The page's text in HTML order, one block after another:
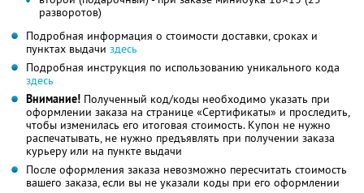
разворотов)
Подробная информация о стоимости доставки, сроках и
пунктах выдачи здесь
Подробная инструкция по использованию уникального кода
здесь
Внимание! Полученный код/коды необходимо указать при
оформлении заказа на странице «Сертификаты» и проследить,
чтобы изменилась его итоговая стоимость. Купон не нужно
распечатывать, не нужно предъявлять при получении заказа
курьеру или на пункте выдачи
После оформления заказа невозможно пересчитать стоимость
вашего заказа, если вы не указали коды при его оформлении